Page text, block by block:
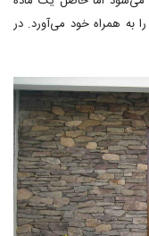
را به همراه خود می‌آورد. در